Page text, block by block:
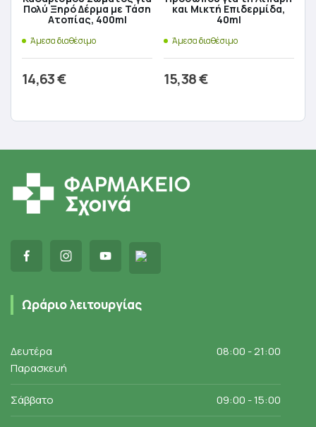
Πολύ Ξηρό Δέρμα με Τάση
Ατοπίας, 400ml
Άμεσα διαθέσιμο
14,63€
και Μικτή Επιδερμίδα,
40ml
Άμεσα διαθέσιμο
15,38€
Ωράριο λειτουργίας
Δευτέρα
Παρασκευή
08:00 - 21:00
Σάββατο 09:00 - 15:00